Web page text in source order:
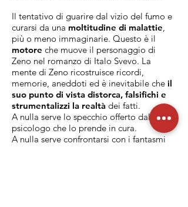
Il tentativo di guarire dal vizio del fumo e
curarsi da una moltitudine di malattie,
più o meno immaginarie. Questo è il
motore che muove il personaggio di
Zeno nel romanzo di Italo Svevo. La
mente di Zeno ricostruisce ricordi,
memorie, aneddoti ed è inevitabile che il
suo punto di vista distorca, falsifichi e
strumentalizzi la realtà dei fatti.
A nulla serve lo specchio offerto dallo
psicologo che lo prende in cura.
A nulla serve confrontarsi con i fantasmi